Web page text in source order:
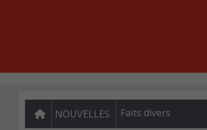
NOUVELLES Faits divers